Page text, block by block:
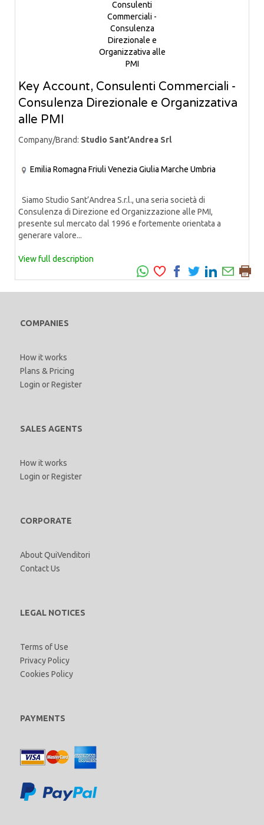
Key Account, Consulenti Commerciali -
Consulenza Direzionale e Organizzativa
alle PMI
Company/Brand: Studio Sant’Andrea Srl
Emilia Romagna Friuli Venezia Giulia Marche Umbria
Siamo Studio Sant’Andrea S.r.l., una seria società di
Consulenza di Direzione ed Organizzazione alle PMI,
presente sul mercato dal 1996 e fortemente orientata a
generare valore...
View full description
COMPANIES
How it works
Plans & Pricing
Login orRegister
SALES AGENTS
How it works
Login orRegister
CORPORATE
About QuiVenditori
Contact Us
LEGAL NOTICES
Terms of Use
Privacy Policy
Cookies Policy
PAYMENTS